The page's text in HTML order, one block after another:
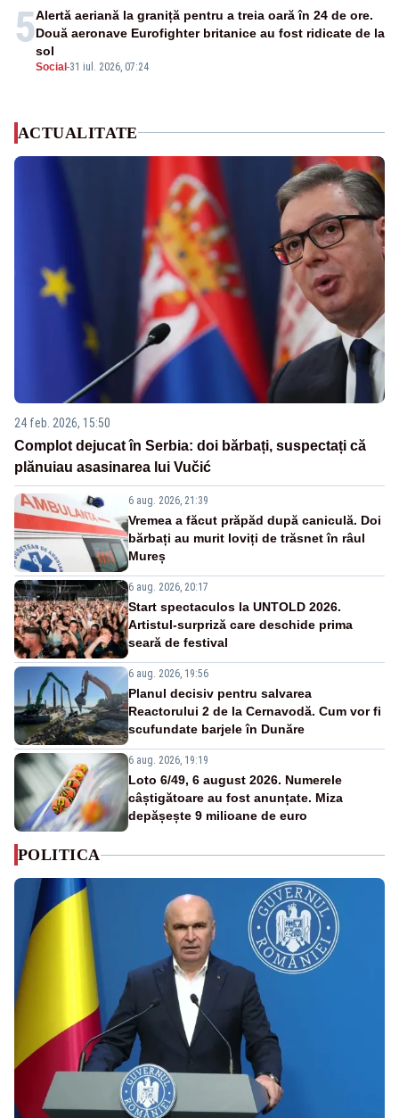
5
Social-31 iul. 2026, 07:24
Alertă aeriană la graniță pentru a treia oară în 24 de ore.
Două aeronave Eurofighter britanice au fost ridicate de la
sol
ACTUALITATE
24 feb. 2026, 15:50
Complot dejucat în Serbia: doi bărbați, suspectați că
plănuiau asasinarea lui Vučić
6 aug. 2026, 21:39
Vremea a făcut prăpăd după caniculă. Doi
bărbați au murit loviți de trăsnet în râul
Mureș
6 aug. 2026, 20:17
Start spectaculos la UNTOLD 2026.
Artistul-surpriză care deschide prima
seară de festival
6 aug. 2026, 19:56
Planul decisiv pentru salvarea
Reactorului 2 de la Cernavodă. Cum vor fi
scufundate barjele în Dunăre
6 aug. 2026, 19:19
Loto 6/49, 6 august 2026. Numerele
câștigătoare au fost anunțate. Miza
depășește 9 milioane de euro
POLITICA